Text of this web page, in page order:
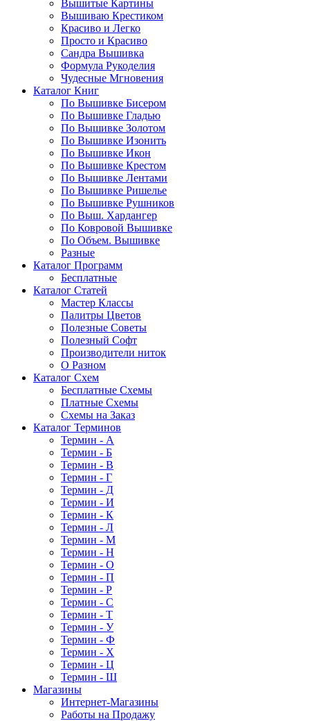
Вышитые Картины
Вышиваю Крестиком
Красиво и Легко
Просто и Красиво
Сандра Вышивка
Формула Рукоделия
Чудесные Мгновения
Каталог Книг
По Вышивке Бисером
По Вышивке Гладью
По Вышивке Золотом
По Вышивке Изонить
По Вышивке Икон
По Вышивке Крестом
По Вышивке Лентами
По Вышивке Ришелье
По Вышивке Рушников
По Выш. Хардангер
По Ковровой Вышивке
По Объем. Вышивке
Разные
Каталог Программ
Бесплатные
Каталог Статей
Мастер Классы
Палитры Цветов
Полезные Советы
Полезный Софт
Производители ниток
О Разном
Каталог Схем
Бесплатные Схемы
Платные Схемы
Схемы на Заказ
Каталог Терминов
Термин - А
Термин - Б
Термин - В
Термин - Г
Термин - Д
Термин - И
Термин - К
Термин - Л
Термин - М
Термин - Н
Термин - О
Термин - П
Термин - Р
Термин - С
Термин - Т
Термин - У
Термин - Ф
Термин - Х
Термин - Ц
Термин - Ш
Магазины
Интернет-Магазины
Работы на Продажу